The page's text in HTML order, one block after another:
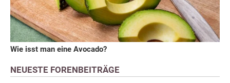
Wie isst man eine Avocado?
NEUESTE FORENBEITRÄGE